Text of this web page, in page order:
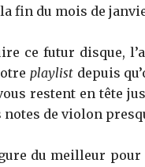
fin du mois de
ce futur disque,
playlist depuis
restent en tête
notes de violon
du meilleur